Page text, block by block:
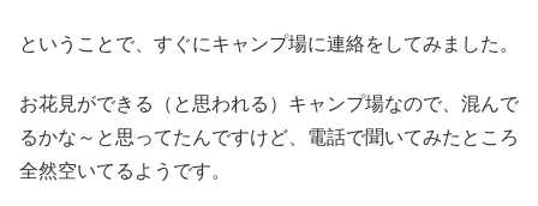
ということで、すぐにキャンプ場に連絡をしてみました。
お花見ができる（と思われる）キャンプ場なので、混んで
るかな～と思ってたんですけど、電話で聞いてみたところ
全然空いてるようです。